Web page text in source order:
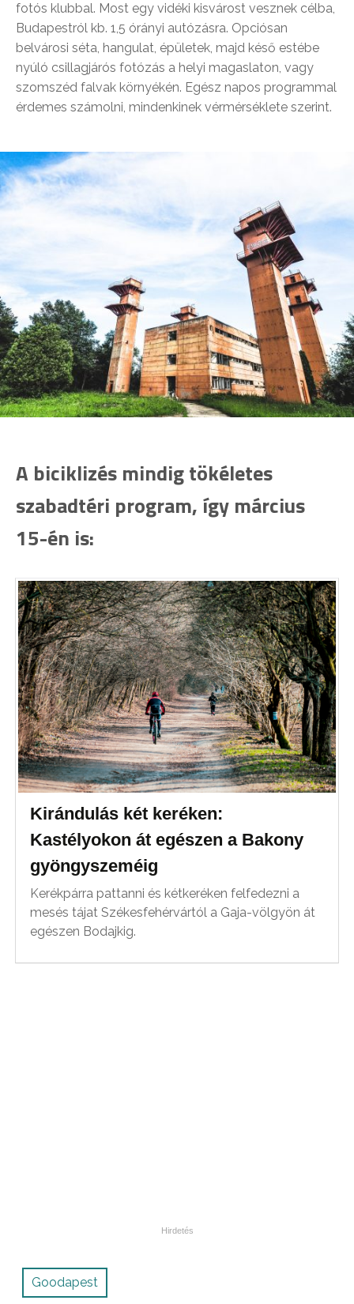
fotós klubbal. Most egy vidéki kisvárost vesznek célba,
Budapestról kb. 1,5 órányi autózásra. Opciósan
belvárosi séta, hangulat, épületek, majd késő estébe
nyúló csillagjárós fotózás a helyi magaslaton, vagy
szomszéd falvak környékén. Egész napos programmal
érdemes számolni, mindenkinek vérmérséklete szerint.
A biciklizés mindig tökéletes
szabadtéri program, így március
15-én is:
Kirándulás két keréken:
Kastélyokon át egészen a Bakony
gyöngyszeméig
Kerékpárra pattanni és kétkeréken felfedezni a
mesés tájat Székesfehérvártól a Gaja-völgyön át
egészen Bodajkig.
Goodapest